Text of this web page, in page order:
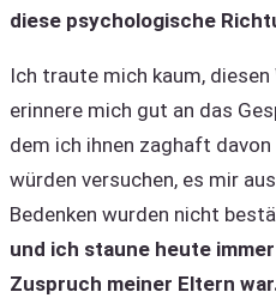
diese psychologische
Ich traute mich kaum,
erinnere mich gut an das
dem ich ihnen zaghaft
würden versuchen, es mir
Bedenken wurden nicht
und ich staune heute
Zuspruch meiner Eltern